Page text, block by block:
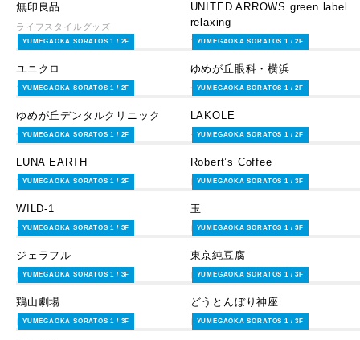
無印良品
ライフスタイルグッズ
UNITED ARROWS green label
relaxing
ファッション
YUMEGAOKA SORATOS 1 / 2F
ユニクロ
ファッション
YUMEGAOKA SORATOS 1 / 2F
ゆめが丘眼科・横浜
サービス・その他
YUMEGAOKA SORATOS 1 / 2F
ゆめが丘デンタルクリニック
サービス・その他
YUMEGAOKA SORATOS 1 / 2F
LAKOLE
ライフスタイルグッズ
YUMEGAOKA SORATOS 1 / 2F
LUNA EARTH
ファッショングッズ
YUMEGAOKA SORATOS 1 / 2F
Robert’s Coffee
レストラン・カフェ
YUMEGAOKA SORATOS 1 / 2F
WILD-1
ライフスタイルグッズ
YUMEGAOKA SORATOS 1 / 3F
玉
レストラン・カフェ
YUMEGAOKA SORATOS 1 / 3F
ジェラフル
レストラン・カフェ
YUMEGAOKA SORATOS 1 / 3F
東京純豆腐
レストラン・カフェ
YUMEGAOKA SORATOS 1 / 3F
鶏山劇場
レストラン・カフェ
YUMEGAOKA SORATOS 1 / 3F
どうとんぼり神座
レストラン・カフェ
YUMEGAOKA SORATOS 1 / 3F YUMEGAOKA SORATOS 1 / 3F